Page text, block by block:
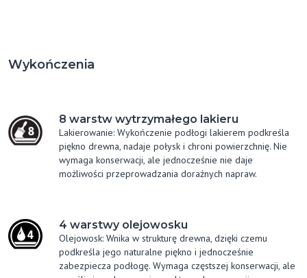
Wykończenia
8 warstw wytrzymałego lakieru
Lakierowanie: Wykończenie podłogi lakierem podkreśla
piękno drewna, nadaje połysk i chroni powierzchnię. Nie
wymaga konserwacji, ale jednocześnie nie daje
możliwości przeprowadzania doraźnych napraw.
4 warstwy olejowosku
Olejowosk: Wnika w strukturę drewna, dzięki czemu
podkreśla jego naturalne piękno i jednocześnie
zabezpiecza podłogę. Wymaga częstszej konserwacji, ale